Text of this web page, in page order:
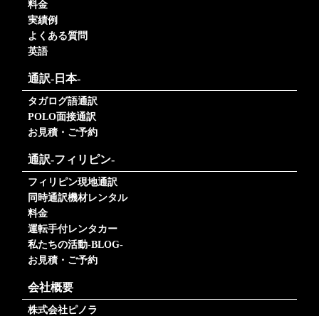
料金
実績例
よくある質問
英語
通訳-日本-
タガログ語通訳
POLO面接通訳
お見積・ご予約
通訳-フィリピン-
フィリピン現地通訳
同時通訳機材レンタル
料金
運転手付レンタカー
私たちの活動-BLOG-
お見積・ご予約
会社概要
株式会社ピノラ